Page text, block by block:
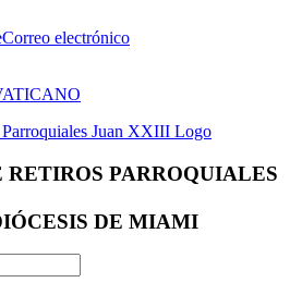
Correo electrónico
PARROQUIALES
DE MIAMI